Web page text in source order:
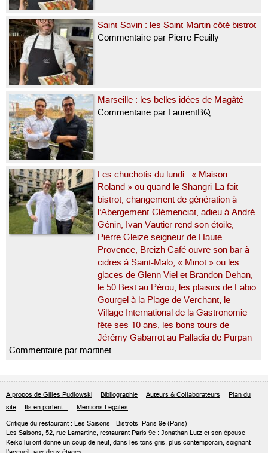
Saint-Savin : les Saint-Martin côté bistrot
Commentaire par Pierre Feuilly
Marseille : les belles idées de Magâté
Commentaire par LaurentBQ
Les chuchotis du lundi : « Maison
Roland » ou quand le Shangri-La fait
bistrot, changement de génération à
l’Abergement-Clémenciat, adieu à André
Génin, Ivan Vautier rend son étoile,
Pierre Gleize seigneur de Haute-
Provence, Breizh Café ouvre son bar à
cidres à Saint-Malo, « Minot » ou les
glaces de Glenn Viel et Brandon Dehan,
le 50 Best au Pérou, les plaisirs de Fabio
Gourgel à la Plage de Verchant, le
Village International de la Gastronomie
fête ses 10 ans, les bons tours de
Jérémy Gabarrot au Palladia de Purpan
Commentaire par martinet
A propos de Gilles Pudlowski Bibliographie Auteurs & Collaborateurs
Plan du
site
Ils en parlent... Mentions Légales
Critique du restaurant : Les Saisons - Bistrots Paris 9e (Paris)
Les Saisons, 52, rue Lamartine, restaurant Paris 9e : Jonathan Lutz et son épouse
Keiko lui ont donné un coup de neuf, dans les tons gris, plus contemporain, soignant